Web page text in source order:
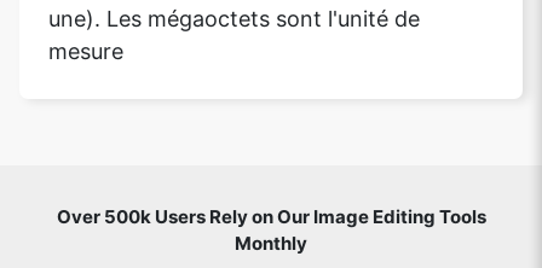
une). Les mégaoctets sont l'unité de
mesure
Over 500k Users Rely on Our Image Editing Tools
Monthly